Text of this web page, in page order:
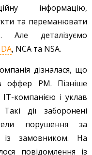
інформацію,
та переманювати
Але деталізуємо
, NCA та NSA.
дізналася, що
оффер PM. Пізніше
компанією і уклав
дії заборонені
порушення за
із замовником. На
повідомлення із